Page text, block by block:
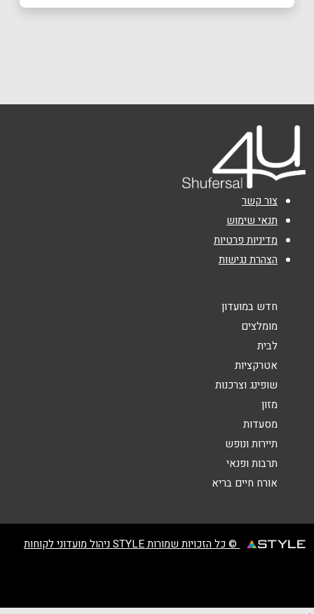
באתר
טלפון
אימייל*
נושא*
אנא חזרו אלי בקשר ל...
צור קשר
תנאי שימוש
מדיניות פרטיות
הצהרת נגישות
חדש במועדון
מומלצים
לבית
אטרקציות
שופינג וצרכנות
מזון
מסעדות
תיירות ונופש
תרבות ופנאי
אורח חיים בריא
© כל הזכויות שמורות STYLE ניהול מועדוני לקוחות